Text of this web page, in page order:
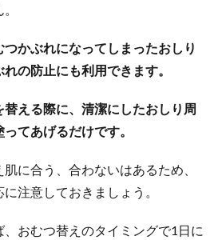
かぶれになってしまったおしり
の防止にも利用できます。
替える際に、清潔にしたおしり周
てあげるだけです。
に合う、合わないはあるため、
注意しておきましょう。
おむつ替えのタイミングで1日に